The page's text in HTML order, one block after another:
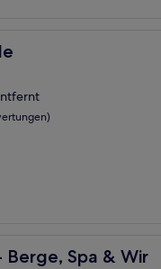
Spa & Wir
Spa & Wir